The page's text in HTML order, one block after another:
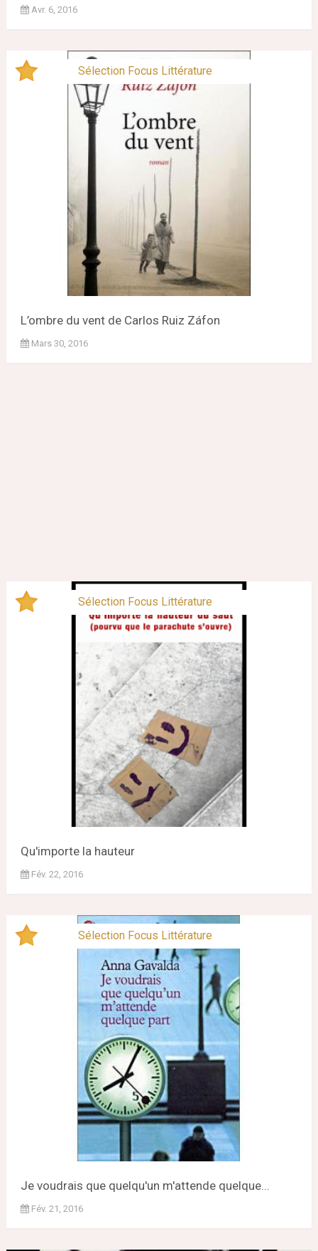
Avr. 6, 2016
Sélection Focus Littérature
L’ombre du vent de Carlos Ruiz Záfon
Mars 30, 2016
Sélection Focus Littérature
Qu'importe la hauteur
Fév. 22, 2016
Sélection Focus Littérature
Je voudrais que quelqu'un m'attende quelque...
Fév. 21, 2016